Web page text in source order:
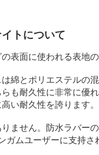
トについて
表面に使われる表地の
綿とポリエステルの
も耐久性に非常に優
い耐久性を誇ります。
ません。防水ラバー
ガムユーザーに支持